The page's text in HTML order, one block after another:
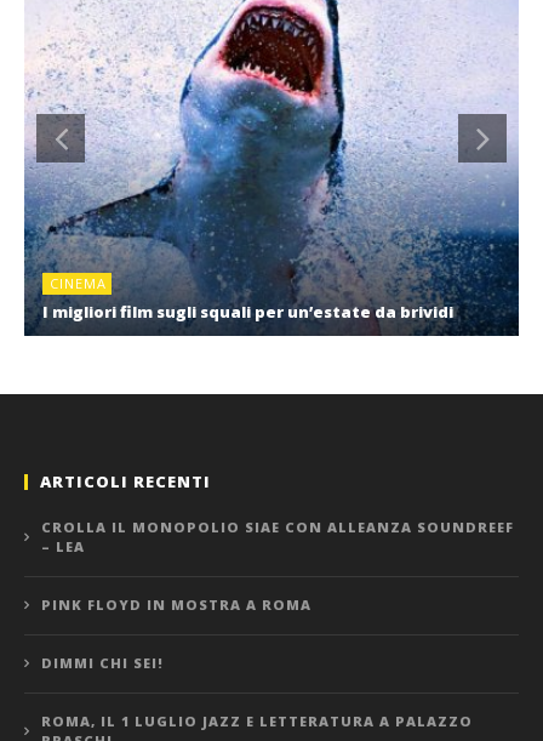
CINEMA
I migliori film sugli squali per un’estate da brividi
ARTICOLI RECENTI
CROLLA IL MONOPOLIO SIAE CON ALLEANZA SOUNDREEF
– LEA
PINK FLOYD IN MOSTRA A ROMA
DIMMI CHI SEI!
ROMA, IL 1 LUGLIO JAZZ E LETTERATURA A PALAZZO